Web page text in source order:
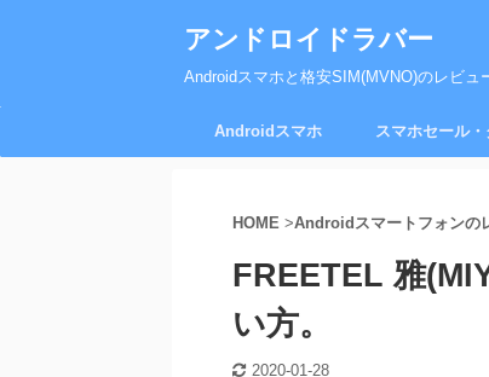
アンドロイドラバー
Androidスマホと格安SIM(MVNO)のレビュ
Androidスマホ スマホセール
HOME >Androidスマートフォンの
FREETEL 雅
い方。
2020-01-28